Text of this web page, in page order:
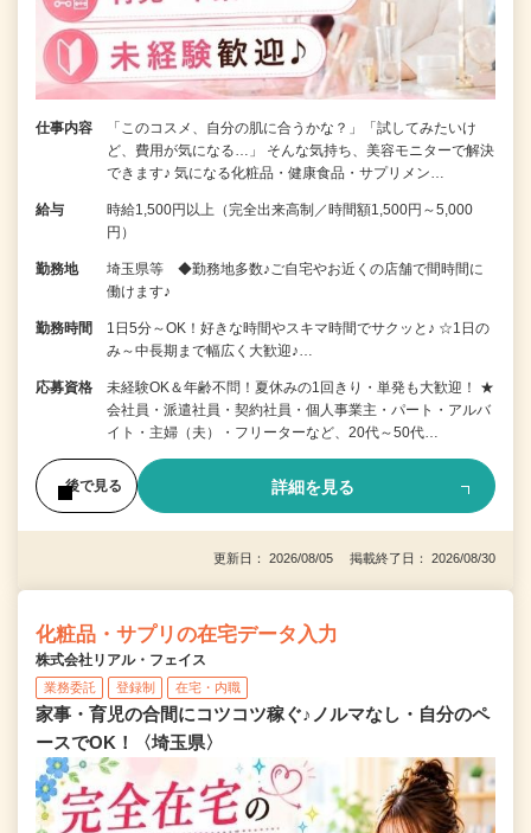
仕事内容
「このコスメ、自分の肌に合うかな？」「試してみたいけ
ど、費用が気になる…」 そんな気持ち、美容モニターで解決
できます♪ 気になる化粧品・健康食品・サプリメン…
給与
時給1,500円以上（完全出来高制／時間額1,500円～5,000
円）
勤務地
埼玉県等 ◆勤務地多数♪ご自宅やお近くの店舗で間時間に
働けます♪
勤務時間
1日5分～OK！好きな時間やスキマ時間でサクッと♪ ☆1日の
み～中長期まで幅広く大歓迎♪…
応募資格
未経験OK＆年齢不問！夏休みの1回きり・単発も大歓迎！ ★
会社員・派遣社員・契約社員・個人事業主・パート・アルバ
イト・主婦（夫）・フリーターなど、20代～50代…
後で見る 詳細を見る
更新日： 2026/08/05 掲載終了日： 2026/08/30
化粧品・サプリの在宅データ入力
株式会社リアル・フェイス
業務委託 登録制 在宅・内職
家事・育児の合間にコツコツ稼ぐ♪ノルマなし・自分のペ
ースでOK！〈埼玉県〉